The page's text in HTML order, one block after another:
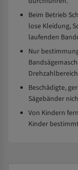
Beim Betrieb
lose Kleidung,
laufenden
Nur
Beschädigte,
Sägebänder
Von Kindern
Kinder